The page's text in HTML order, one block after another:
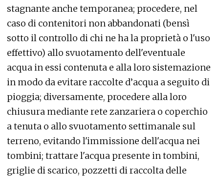
stagnante anche temporanea; procedere, nel
caso di contenitori non abbandonati (bensì
sotto il controllo di chi ne ha la proprietà o l'uso
effettivo) allo svuotamento dell'eventuale
acqua in essi contenuta e alla loro sistemazione
in modo da evitare raccolte d’acqua a seguito di
pioggia; diversamente, procedere alla loro
chiusura mediante rete zanzariera o coperchio
a tenuta o allo svuotamento settimanale sul
terreno, evitando l'immissione dell'acqua nei
tombini; trattare l'acqua presente in tombini,
griglie di scarico, pozzetti di raccolta delle